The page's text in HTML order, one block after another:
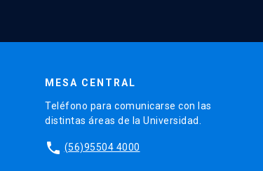
MESA CENTRAL
Teléfono para comunicarse con las
distintas áreas de la Universidad.
phone (56)95504 4000